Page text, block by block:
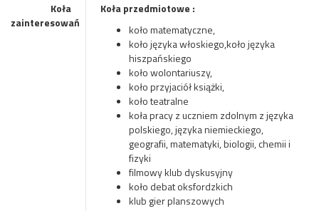
Koła
zainteresowań
Koła przedmiotowe :
koło matematyczne,
koło języka włoskiego,koło języka
hiszpańskiego
koło wolontariuszy,
koło przyjaciół książki,
koło teatralne
koła pracy z uczniem zdolnym z języka
polskiego, języka niemieckiego,
geografii, matematyki, biologii, chemii i
fizyki
filmowy klub dyskusyjny
koło debat oksfordzkich
klub gier planszowych